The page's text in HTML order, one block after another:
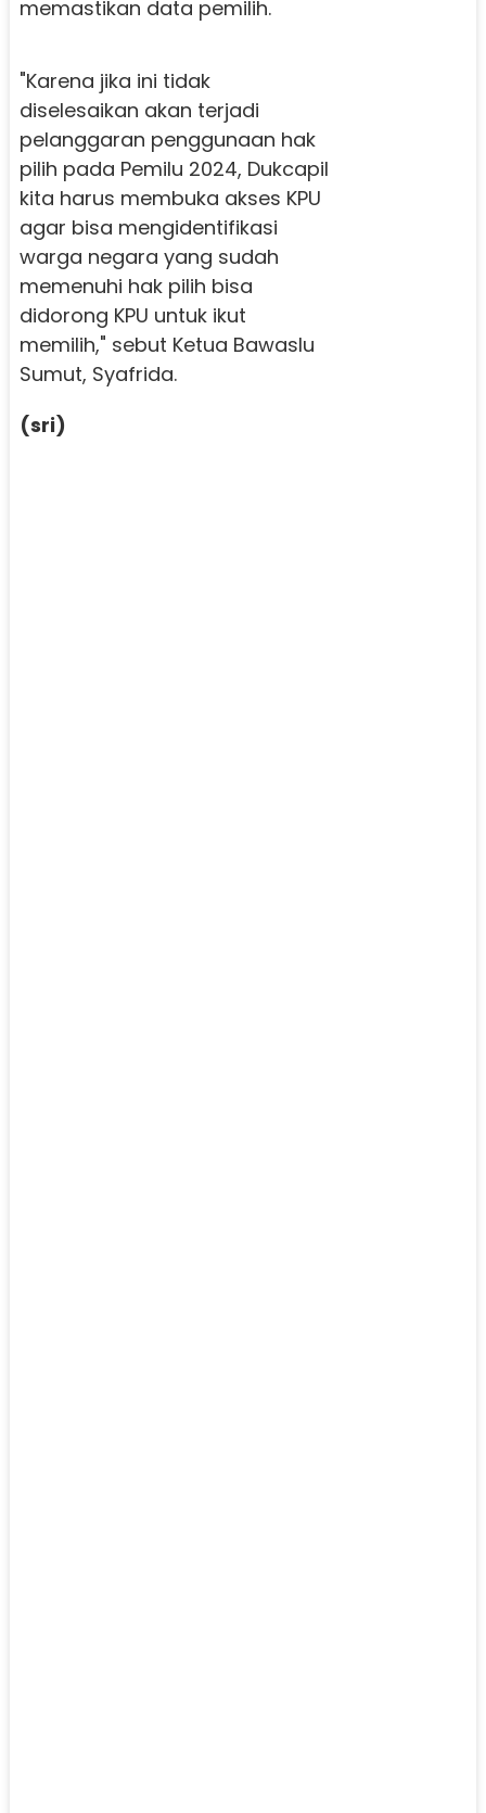
memastikan data pemilih.
"Karena jika ini tidak
diselesaikan akan terjadi
pelanggaran penggunaan hak
pilih pada Pemilu 2024, Dukcapil
kita harus membuka akses KPU
agar bisa mengidentifikasi
warga negara yang sudah
memenuhi hak pilih bisa
didorong KPU untuk ikut
memilih," sebut Ketua Bawaslu
Sumut, Syafrida.
(sri)